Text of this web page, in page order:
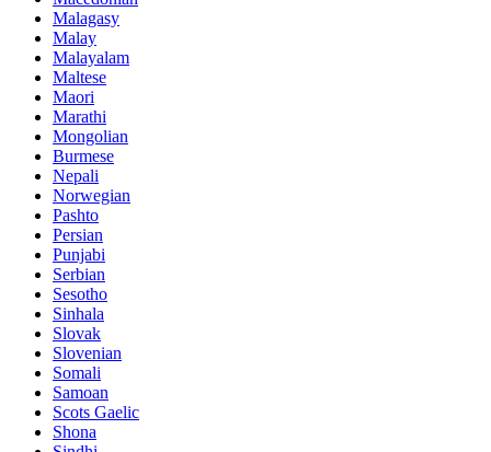
Malagasy
Malay
Malayalam
Maltese
Maori
Marathi
Mongolian
Burmese
Nepali
Norwegian
Pashto
Persian
Punjabi
Serbian
Sesotho
Sinhala
Slovak
Slovenian
Somali
Samoan
Scots Gaelic
Shona